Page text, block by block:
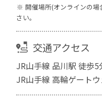
開催場所(オンラインの
さい。
交通アクセス
JR山手線 品川駅 徒歩5
JR山手線 高輪ゲート